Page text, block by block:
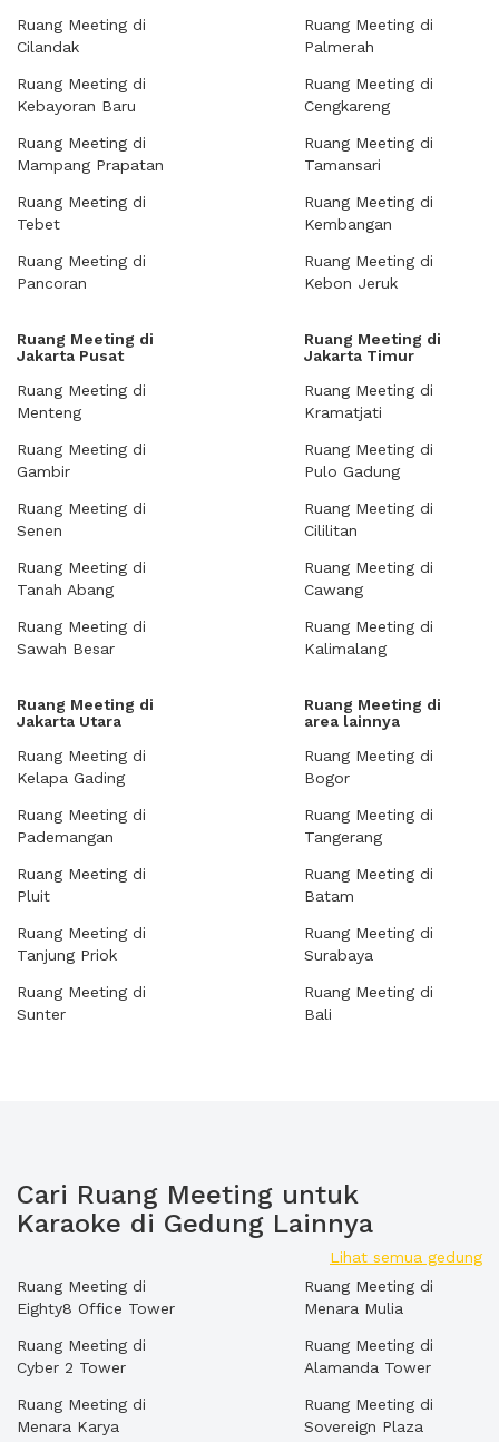
Ruang Meeting di
Cilandak
Ruang Meeting di
Kebayoran Baru
Ruang Meeting di
Mampang Prapatan
Ruang Meeting di
Tebet
Ruang Meeting di
Pancoran
Ruang Meeting di
Palmerah
Ruang Meeting di
Cengkareng
Ruang Meeting di
Tamansari
Ruang Meeting di
Kembangan
Ruang Meeting di
Kebon Jeruk
Ruang Meeting di
Jakarta Pusat
Ruang Meeting di
Menteng
Ruang Meeting di
Gambir
Ruang Meeting di
Senen
Ruang Meeting di
Tanah Abang
Ruang Meeting di
Sawah Besar
Ruang Meeting di
Jakarta Timur
Ruang Meeting di
Kramatjati
Ruang Meeting di
Pulo Gadung
Ruang Meeting di
Cililitan
Ruang Meeting di
Cawang
Ruang Meeting di
Kalimalang
Ruang Meeting di
Jakarta Utara
Ruang Meeting di
Kelapa Gading
Ruang Meeting di
Pademangan
Ruang Meeting di
Pluit
Ruang Meeting di
Tanjung Priok
Ruang Meeting di
Sunter
Ruang Meeting di
area lainnya
Ruang Meeting di
Bogor
Ruang Meeting di
Tangerang
Ruang Meeting di
Batam
Ruang Meeting di
Surabaya
Ruang Meeting di
Bali
Cari Ruang Meeting untuk
Karaoke di Gedung Lainnya
Lihat semua gedung
Ruang Meeting di
Eighty8 Office Tower
Ruang Meeting di
Cyber 2 Tower
Ruang Meeting di
Menara Karya
Ruang Meeting di
Menara Mulia
Ruang Meeting di
Alamanda Tower
Ruang Meeting di
Sovereign Plaza